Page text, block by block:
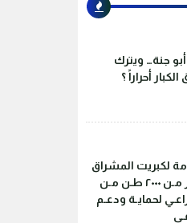
أبو جنة… ويترك
أحراراً ؟
لكبريت المشراق
تسـوق أكثـر مـن ٢٠٠٠ طـن مـن
لحمايـة ودعـم